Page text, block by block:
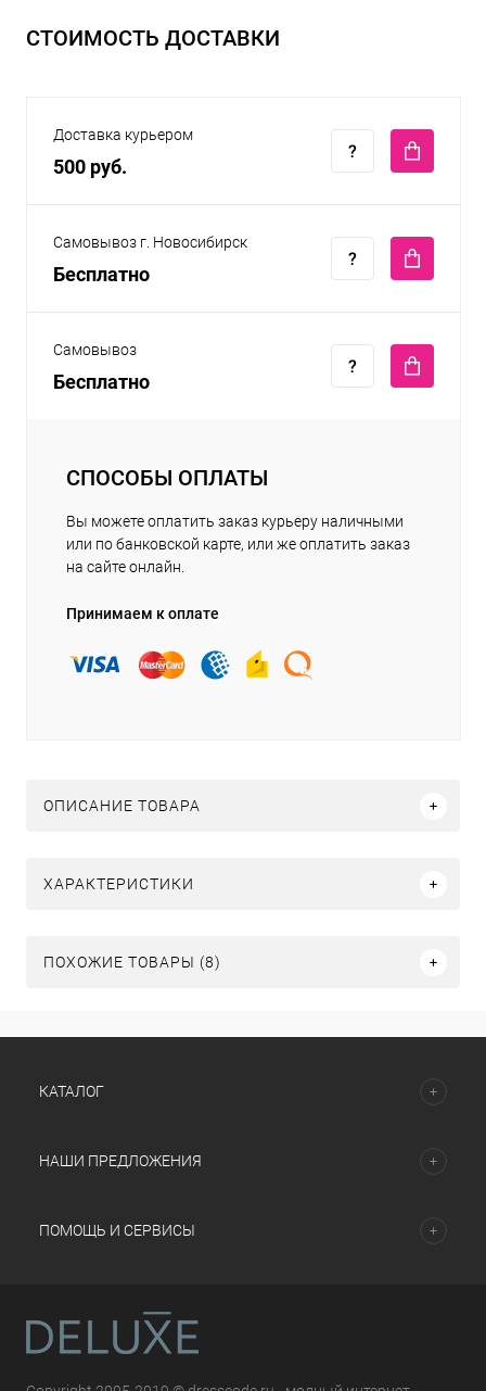
СТОИМОСТЬ ДОСТАВКИ
Доставка курьером
500 руб.
Самовывоз г. Новосибирск
Бесплатно
Самовывоз
Бесплатно
СПОСОБЫ ОПЛАТЫ
Вы можете оплатить заказ курьеру наличными
или по банковской карте, или же оплатить заказ
на сайте онлайн.
Принимаем к оплате
ОПИСАНИЕ ТОВАРА
ХАРАКТЕРИСТИКИ
ПОХОЖИЕ ТОВАРЫ (8)
КАТАЛОГ
НАШИ ПРЕДЛОЖЕНИЯ
ПОМОЩЬ И СЕРВИСЫ